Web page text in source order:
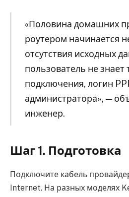
«Половина домашних
роутером начинается
отсутствия исходных
пользователь не знает
подключения, логин
администратора», —
инженер.
Шаг 1. Подготовка
Подключите кабель
Internet. На разных моделях